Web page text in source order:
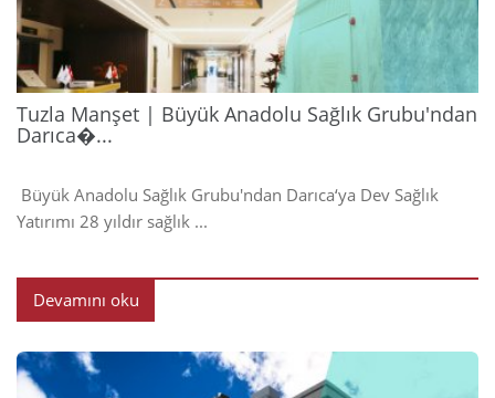
Tuzla Manşet | Büyük Anadolu Sağlık Grubu'ndan
Darıca�...
Büyük Anadolu Sağlık Grubu'ndan Darıca‘ya Dev Sağlık
Yatırımı 28 yıldır sağlık ...
Devamını oku